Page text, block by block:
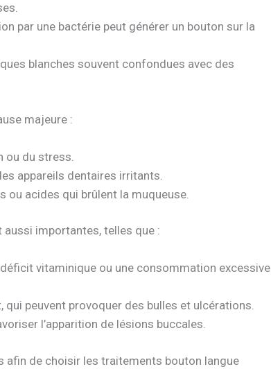
par une bactérie peut générer un bouton sur la
blanches souvent confondues avec des
majeure :
du stress.
appareils dentaires irritants.
ou acides qui brûlent la muqueuse.
importantes, telles que :
vitaminique ou une consommation excessive
peuvent provoquer des bulles et ulcérations.
l’apparition de lésions buccales.
afin de choisir les traitements bouton langue